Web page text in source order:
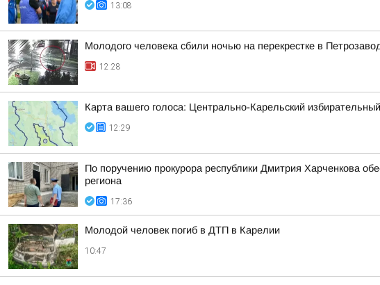
13:08
Молодого человека сбили ночью на перекрестке в
12:28
Карта вашего голоса: Центрально-Карельский избирательный
12:29
По поручению прокурора республики Дмитрия Харченкова
региона
17:36
Молодой человек погиб в ДТП в Карелии
10:47